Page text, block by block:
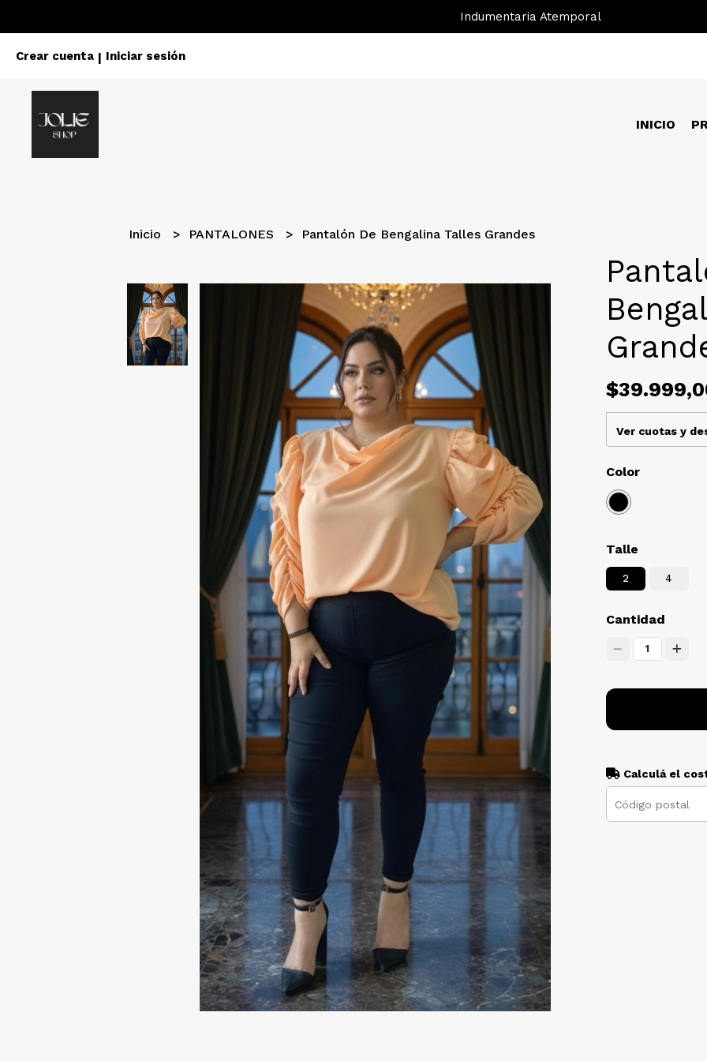
Indumentaria Atemporal
Crear cuenta | Iniciar sesión
INICIO
Inicio PANTALONES Pantalón De Bengalina Talles Grandes
Ver cuotas y
Color
Talle
2 4
Cantidad
1
Calculá el